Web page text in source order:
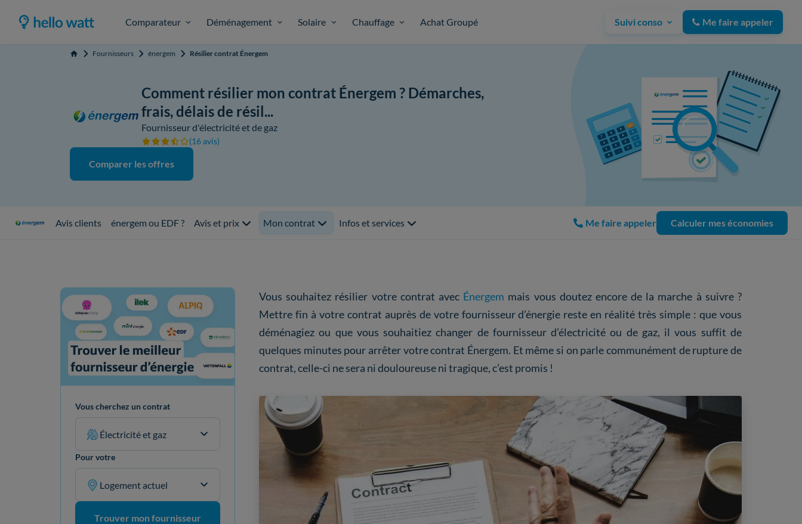
Comparateur Déménagement Solaire Chauffage Achat Groupé Suivi conso Me faire appeler
Accueil Fournisseurs énergem Résilier contrat Énergem
Comment résilier mon contrat Énergem ? Démarches,
frais, délais de résil...
Fournisseur d'électricité et de gaz
(16 avis)
Comparer les offres
Avis clients énergem ou EDF ? Avis et prix Mon contrat Infos et services Me faire appeler Calculer mes économies
Vous cherchez un contrat
Électricité et gaz
Pour votre
Logement actuel
Trouver mon fournisseur
Vous souhaitez résilier votre contrat avec Énergem mais vous doutez encore de la marche à suivre ?
Mettre fin à votre contrat auprès de votre fournisseur d’énergie reste en réalité très simple : que vous
déménagiez ou que vous souhaitiez changer de fournisseur d’électricité ou de gaz, il vous suffit de
quelques minutes pour arrêter votre contrat Énergem. Et même si on parle communément de rupture de
contrat, celle-ci ne sera ni douloureuse ni tragique, c’est promis !